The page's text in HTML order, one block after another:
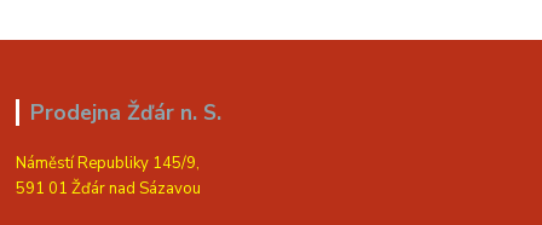
Prodejna Žďár n. S.
Náměstí Republiky 145/9,
591 01 Žďár nad Sázavou